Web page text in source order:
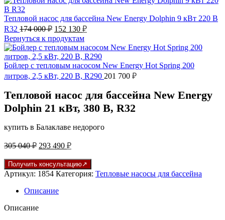
Тепловой насос для бассейна New Energy Dolphin 9 кВт 220 В
R32 174 000₽ Первоначальная
цена
составляла
174
000 ₽.
152 130 ₽Текущая
152
130 ₽.
Вернуться к продуктам
Бойлер с тепловым насосом New Energy Hot Spring 200
литров, 2,5 кВт, 220 В, R290 201 700 ₽
Тепловой насос для бассейна New Energy
Dolphin 21 кВт, 380 В, R32
купить в Балаклаве недорого
305 040₽ Первоначальная
составляла
305
293 490 ₽Текущая
293
490 ₽.
Получить консультацию
Артикул: 1854 Категория: Тепловые насосы для бассейна
Описание
Описание